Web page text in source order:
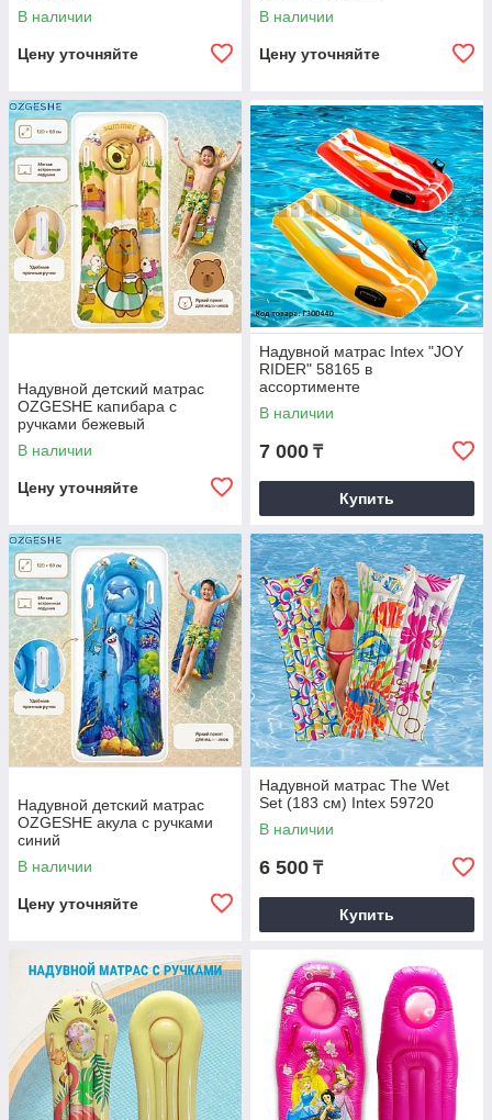
В наличии
Цену уточняйте
В наличии
Цену уточняйте
Надувной детский матрас
OZGESHE капибара с
ручками бежевый
В наличии
Цену уточняйте
Надувной матрас Intex "JOY
RIDER" 58165 в
ассортименте
В наличии
7 000 ₸
Купить
Надувной детский матрас
OZGESHE акула с ручками
синий
В наличии
Цену уточняйте
Надувной матраc The Wet
Set (183 см) Intex 59720
В наличии
6 500 ₸
Купить